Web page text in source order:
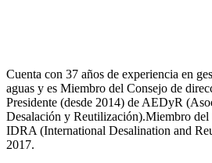
Cuenta con 37 años de experiencia en
aguas y es Miembro del Consejo de
Presidente (desde 2014) de AEDyR
Desalación y Reutilización).Miembro
IDRA (International Desalination and
2017.